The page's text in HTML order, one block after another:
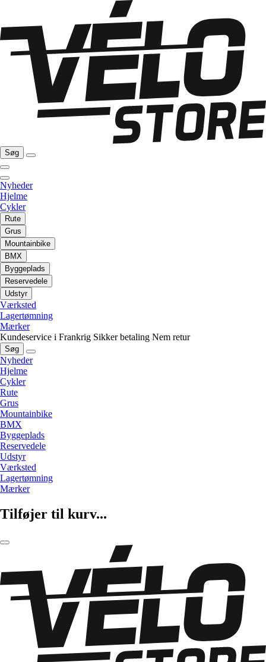
Søg
Nyheder
Hjelme
Cykler
Rute
Grus
Mountainbike
BMX
Byggeplads
Reservedele
Udstyr
Værksted
Lagertømning
Mærker
Kundeservice i Frankrig Sikker betaling Nem retur
Søg
Nyheder
Hjelme
Cykler
Rute
Grus
Mountainbike
BMX
Byggeplads
Reservedele
Udstyr
Værksted
Lagertømning
Mærker
Tilføjer til kurv...